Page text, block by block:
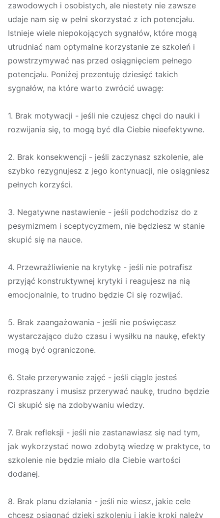
zawodowych i osobistych, ale niestety nie zawsze
udaje nam się w pełni skorzystać z ich potencjału.
Istnieje wiele niepokojących sygnałów, które mogą
utrudniać nam optymalne korzystanie ze szkoleń i
powstrzymywać nas przed osiągnięciem pełnego
potencjału. Poniżej prezentuję dziesięć takich
sygnałów, na które warto zwrócić uwagę:
1. Brak motywacji - jeśli nie czujesz chęci do nauki i
rozwijania się, to mogą być dla Ciebie nieefektywne.
2. Brak konsekwencji - jeśli zaczynasz szkolenie, ale
szybko rezygnujesz z jego kontynuacji, nie osiągniesz
pełnych korzyści.
3. Negatywne nastawienie - jeśli podchodzisz do z
pesymizmem i sceptycyzmem, nie będziesz w stanie
skupić się na nauce.
4. Przewrażliwienie na krytykę - jeśli nie potrafisz
przyjąć konstruktywnej krytyki i reagujesz na nią
emocjonalnie, to trudno będzie Ci się rozwijać.
5. Brak zaangażowania - jeśli nie poświęcasz
wystarczająco dużo czasu i wysiłku na naukę, efekty
mogą być ograniczone.
6. Stałe przerywanie zajęć - jeśli ciągle jesteś
rozpraszany i musisz przerywać naukę, trudno będzie
Ci skupić się na zdobywaniu wiedzy.
7. Brak refleksji - jeśli nie zastanawiasz się nad tym,
jak wykorzystać nowo zdobytą wiedzę w praktyce, to
szkolenie nie będzie miało dla Ciebie wartości
dodanej.
8. Brak planu działania - jeśli nie wiesz, jakie cele
chcesz osiągnąć dzięki szkoleniu i jakie kroki należy